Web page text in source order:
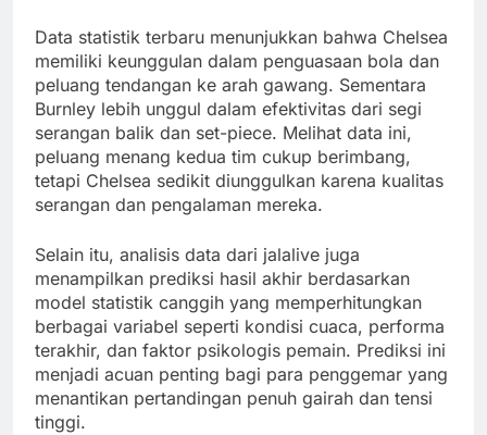
Data statistik terbaru menunjukkan bahwa Chelsea
memiliki keunggulan dalam penguasaan bola dan
peluang tendangan ke arah gawang. Sementara
Burnley lebih unggul dalam efektivitas dari segi
serangan balik dan set-piece. Melihat data ini,
peluang menang kedua tim cukup berimbang,
tetapi Chelsea sedikit diunggulkan karena kualitas
serangan dan pengalaman mereka.
Selain itu, analisis data dari jalalive juga
menampilkan prediksi hasil akhir berdasarkan
model statistik canggih yang memperhitungkan
berbagai variabel seperti kondisi cuaca, performa
terakhir, dan faktor psikologis pemain. Prediksi ini
menjadi acuan penting bagi para penggemar yang
menantikan pertandingan penuh gairah dan tensi
tinggi.